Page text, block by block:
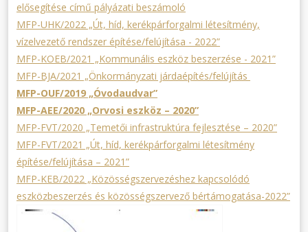
elősegítése című pályázati beszámoló
MFP-UHK/2022 „Út, híd, kerékpárforgalmi létesítmény,
vízelvezető rendszer építése/felújítása - 2022”
MFP-KOEB/2021 „Kommunális eszköz beszerzése - 2021”
MFP-BJA/2021 „Önkormányzati járdaépítés/felújítás
MFP-OUF/2019 „Óvodaudvar”
MFP-AEE/2020 „Orvosi eszköz – 2020”
MFP-FVT/2020 „Temetői infrastruktúra fejlesztése – 2020”
MFP-FVT/2021 „Út, híd, kerékpárforgalmi létesítmény
építése/felújítása – 2021”
MFP-KEB/2022 „Közösségszervezéshez kapcsolódó
eszközbeszerzés és közösségszervező bértámogatása-2022”